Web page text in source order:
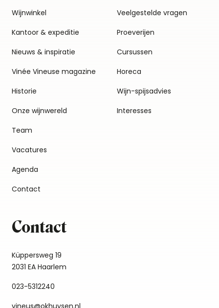
Wijnwinkel
Kantoor & expeditie
Nieuws & inspiratie
Vinée Vineuse magazine
Historie
Onze wijnwereld
Team
Vacatures
Agenda
Contact
Veelgestelde vragen
Proeverijen
Cursussen
Horeca
Wijn-spijsadvies
Interesses
Contact
Küppersweg 19
2031 EA Haarlem
023-5312240
vineus@okhuysen.nl